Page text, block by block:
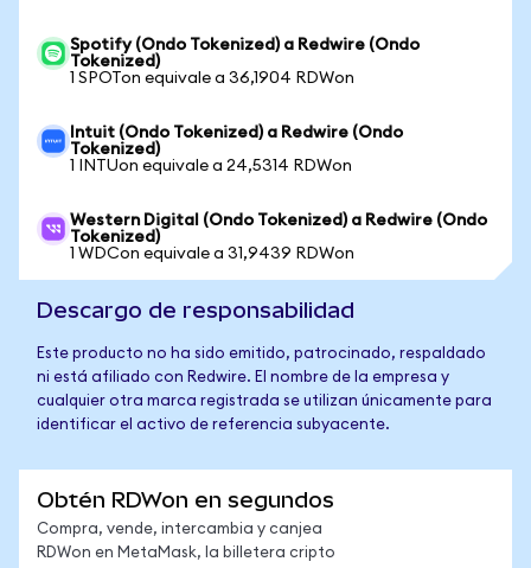
Spotify (Ondo Tokenized) a Redwire (Ondo
Tokenized)
1 SPOTon equivale a 36,1904 RDWon
Intuit (Ondo Tokenized) a Redwire (Ondo
Tokenized)
1 INTUon equivale a 24,5314 RDWon
Western Digital (Ondo Tokenized) a Redwire (Ondo
Tokenized)
1 WDCon equivale a 31,9439 RDWon
Descargo de responsabilidad
Este producto no ha sido emitido, patrocinado, respaldado
ni está afiliado con Redwire. El nombre de la empresa y
cualquier otra marca registrada se utilizan únicamente para
identificar el activo de referencia subyacente.
Obtén RDWon en segundos
Compra, vende, intercambia y canjea
RDWon en MetaMask, la billetera cripto